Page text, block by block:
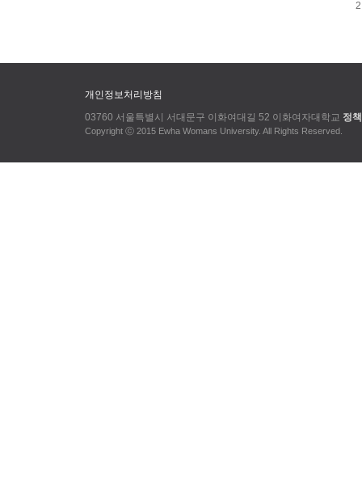
개인정보처리방침
03760 서울특별시 서대문구 이화여대길 52 이화여자대학교 정
Copyright ⓒ 2015 Ewha Womans University. All Rights Reserved.